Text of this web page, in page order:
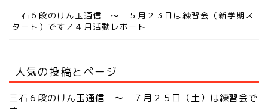
三石６段のけん玉通信 ～ ５月２３日は練習会（新学期ス
タート）です／４月活動レポート
人気の投稿とページ
三石６段のけん玉通信 ～ ７月２５日（土）は練習会で